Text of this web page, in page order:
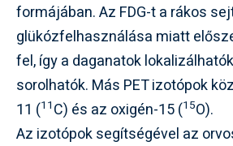
formájában. Az FDG-t a rákos
glükózfelhasználása miatt
fel, így a daganatok
sorolhatók. Más PET izotópok
11 (11 C) és az oxigén-15 (15O).
Az izotópok segítségével az